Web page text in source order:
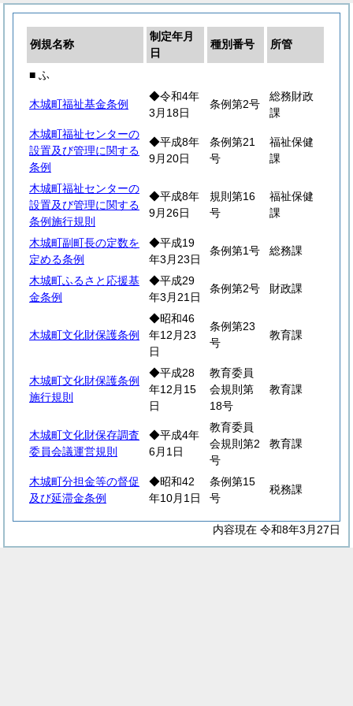
例規名称
制定年月
日
種別番号 所管
■ ふ
木城町福祉基金条例
◆令和4年
3月18日
条例第2号
総務財政
課
木城町福祉センターの
設置及び管理に関する
条例
◆平成8年
9月20日
条例第21
号
福祉保健
課
木城町福祉センターの
設置及び管理に関する
条例施行規則
◆平成8年
9月26日
規則第16
号
福祉保健
課
木城町副町長の定数を
定める条例
◆平成19
年3月23日
条例第1号 総務課
木城町ふるさと応援基
金条例
◆平成29
年3月21日
条例第2号 財政課
木城町文化財保護条例
◆昭和46
年12月23
日
条例第23
号
教育課
木城町文化財保護条例
施行規則
◆平成28
年12月15
日
教育委員
会規則第
18号
教育課
木城町文化財保存調査
委員会議運営規則
◆平成4年
6月1日
教育委員
会規則第2
号
教育課
木城町分担金等の督促
及び延滞金条例
◆昭和42
年10月1日
条例第15
号
税務課
内容現在 令和8年3月27日